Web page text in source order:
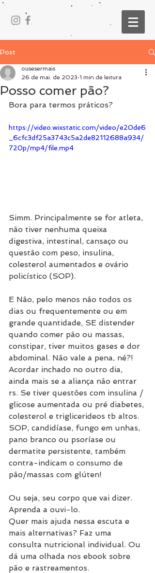
Post
Posso comer pão?
ousesermais
26 de mai. de 2023 1 min de leitura
Bora para termos práticos?
https://video.wixstatic.com/video/e20de6
_6cfc3df25a3743c5a2de82112688a934/
720p/mp4/file.mp4
Simm. Principalmente se for atleta,
não tiver nenhuma queixa
digestiva, intestinal, cansaço ou
questão com peso, insulina,
colesterol aumentados e ovário
policístico (SOP).
E Não, pelo menos não todos os
dias ou frequentemente ou em
grande quantidade, SE distender
quando comer pão ou massas,
constipar, tiver muitos gases e dor
abdominal. Não vale a pena, né?!
Acordar inchado no outro dia,
ainda mais se a aliança não entrar
rs. Se tiver questões com insulina /
glicose aumentada ou pré diabetes,
colesterol e triglicerideos tb altos.
SOP, candidíase, fungo em unhas,
pano branco ou psoríase ou
dermatite persistente, também
contra-indicam o consumo de
pão/massas com glúten!
Ou seja, seu corpo que vai dizer.
Aprenda a ouvi-lo.
Quer mais ajuda nessa escuta e
mais alternativas? Faz uma
consulta nutricional individual. Ou
dá uma olhada nos ebook sobre
pão e rastreamentos.